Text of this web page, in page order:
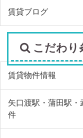
賃貸ブログ
こだわり
賃貸物件情報
矢口渡駅・蒲田駅
件